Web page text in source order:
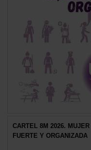
CARTEL 8M 2026.
FUERTE Y ORGANIZADA